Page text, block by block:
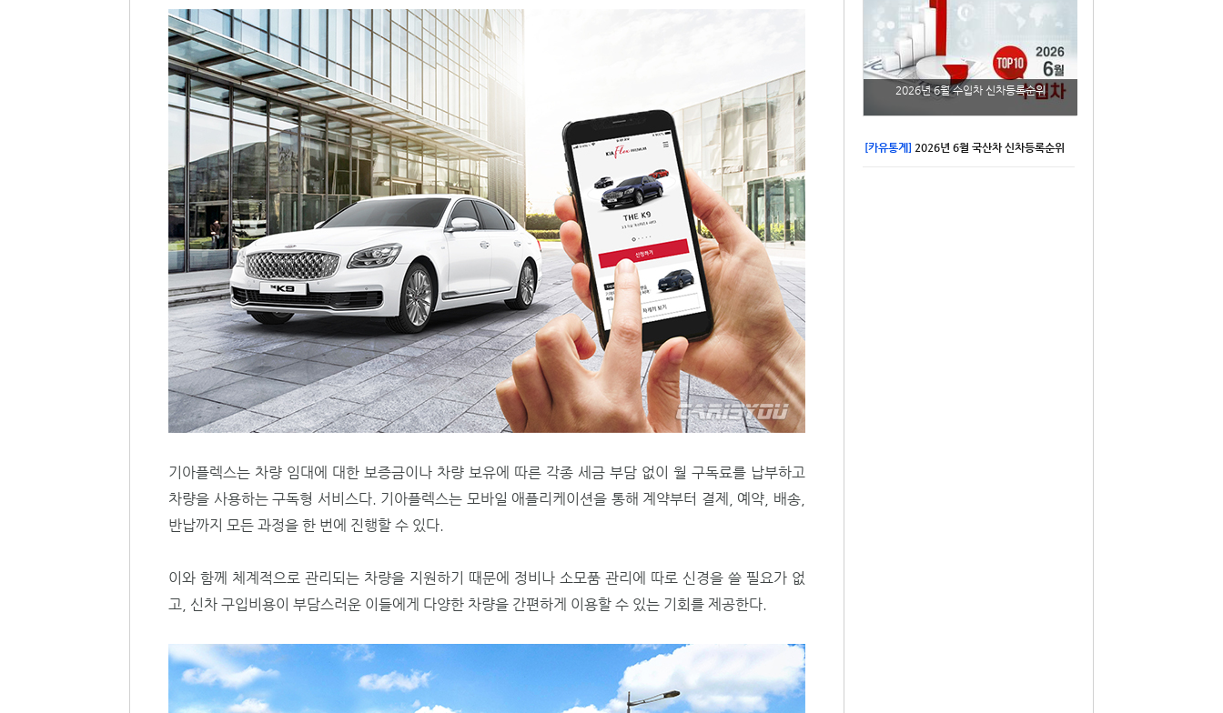
기아플렉스는 차량 임대에 대한 보증금이나 차량 보유에 따른 각종 세금 부담 없이 월 구독료를 납부하고
차량을 사용하는 구독형 서비스다. 기아플렉스는 모바일 애플리케이션을 통해 계약부터 결제, 예약, 배송,
반납까지 모든 과정을 한 번에 진행할 수 있다.
이와 함께 체계적으로 관리되는 차량을 지원하기 때문에 정비나 소모품 관리에 따로 신경을 쓸 필요가 없
고, 신차 구입비용이 부담스러운 이들에게 다양한 차량을 간편하게 이용할 수 있는 기회를 제공한다.
2026년 6월 수입차 신차등록순위
[카유통계] 2026년 6월 국산차 신차등록순위